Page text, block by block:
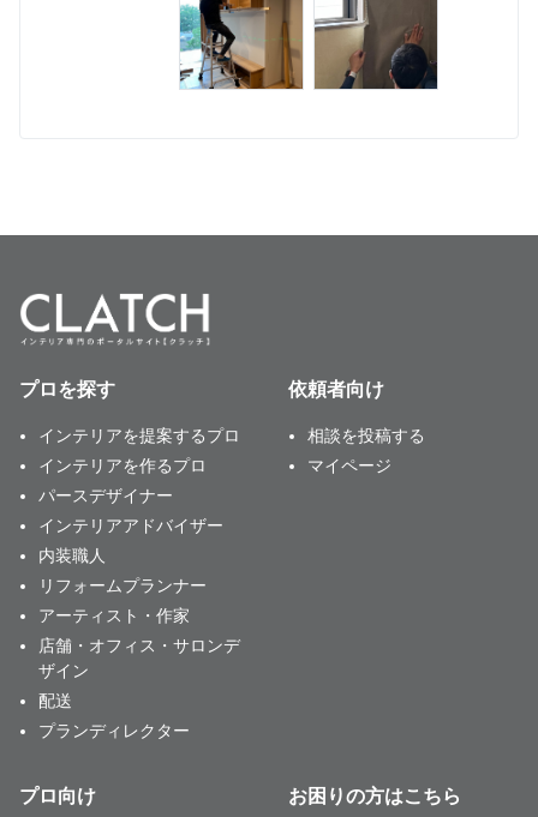
プロを探す
インテリアを提案するプロ
インテリアを作るプロ
パースデザイナー
インテリアアドバイザー
内装職人
リフォームプランナー
アーティスト・作家
店舗・オフィス・サロンデ
ザイン
配送
プランディレクター
依頼者向け
相談を投稿する
マイページ
プロ向け お困りの方はこちら